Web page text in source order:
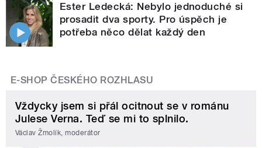
Ester Ledecká: Nebylo jednoduché si
prosadit dva sporty. Pro úspěch je
potřeba něco dělat každý den
E-SHOP ČESKÉHO ROZHLASU
Vždycky jsem si přál ocitnout se v románu
Julese Verna. Teď se mi to splnilo.
Václav Žmolík, moderátor